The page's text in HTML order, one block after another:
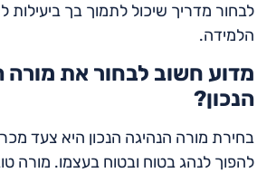
לבחור מדריך שיכול לתמוך בך ביעילות
הלמידה.
מדוע חשוב לבחור את מורה
הנכון?
בחירת מורה הנהיגה הנכון היא צעד
להפוך לנהג בטוח ובטוח בעצמו. מורה